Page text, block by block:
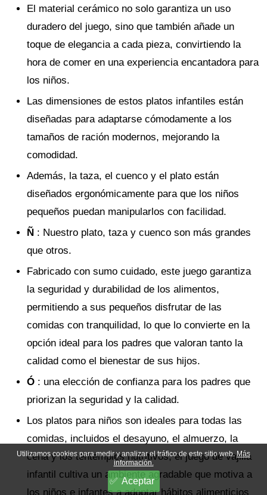
El material cerámico no solo garantiza un uso
duradero del juego, sino que también añade un
toque de elegancia a cada pieza, convirtiendo la
hora de comer en una experiencia encantadora para
los niños.
Las dimensiones de estos platos infantiles están
diseñadas para adaptarse cómodamente a los
tamaños de ración modernos, mejorando la
comodidad.
Además, la taza, el cuenco y el plato están
diseñados ergonómicamente para que los niños
pequeños puedan manipularlos con facilidad.
Ñ : Nuestro plato, taza y cuenco son más grandes
que otros.
Fabricado con sumo cuidado, este juego garantiza
la seguridad y durabilidad de los alimentos,
permitiendo a sus pequeños disfrutar de las
comidas con tranquilidad, lo que lo convierte en la
opción ideal para los padres que valoran tanto la
calidad como el bienestar de sus hijos.
Ó : una elección de confianza para los padres que
priorizan la seguridad y la calidad.
Los platos para niños son ideales para todas las
comidas, incluidos el desayuno, el almuerzo, la
cena y los tentempiés nutritivos, el juego de vajilla
infantil cultiva un ambiente agradable que motiva a
los niños e infantes a adoptar hábitos alimenticios
Utilizamos cookies para medir y analizar el tráfico de este sitio web.Más
información.
Aceptar